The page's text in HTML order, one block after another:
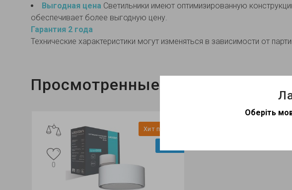
Выгодная цена Светильники имеют оптимизированную
обеспечивает более выгодную цену.
Гарантия 2 года
Технические характеристики могут изменяться в зависимости от
Просмотренные
Хит продаж
0
Оберіть